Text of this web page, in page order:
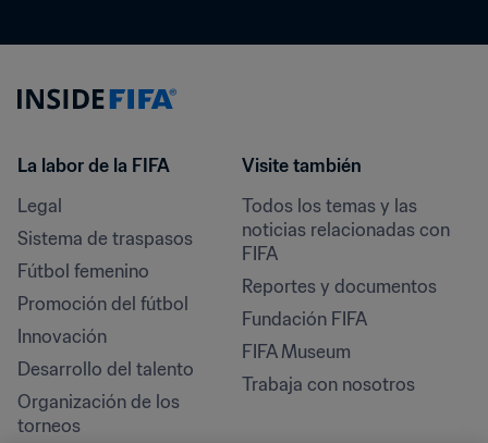
La labor de la FIFA
Legal
Sistema de traspasos
Fútbol femenino
Promoción del fútbol
Innovación
Desarrollo del talento
Organización de los
torneos
Visite también
Todos los temas y las
noticias relacionadas con
FIFA
Reportes y documentos
Fundación FIFA
FIFA Museum
Trabaja con nosotros